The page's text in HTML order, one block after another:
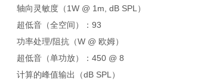
轴向灵敏度（1W @ 1m, dB SPL）
超低音（全空间）：93
功率处理/阻抗（W @ 欧姆）
超低音（单功放）：450 @ 8
计算的峰值输出（dB SPL）